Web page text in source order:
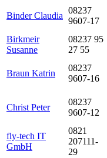
Binder Claudia
08237
9607-17
Birkmeir
Susanne
08237 95
27 55
Braun Katrin
08237
9607-16
Christ Peter
08237
9607-12
fly-tech IT
GmbH
0821
207111-
29